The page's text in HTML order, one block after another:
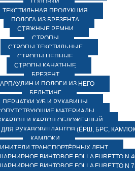
ГОЛОВКИ
ТЕКСТИЛЬНАЯ ПРОДУКЦИЯ
ПОЛОГА ИЗ БРЕЗЕНТА
СТЯЖНЫЕ РЕМНИ
СТРОПЫ
СТРОПЫ ТЕКСТИЛЬНЫЕ
СТРОПЫ ЦЕПНЫЕ
СТРОПЫ КАНАТНЫЕ
БРЕЗЕНТ
И ПОЛОГИ ИЗ НЕГО
БЕЛЬТИНГ
ПЕРЧАТКИ Х/Б И РУКАВИЦЫ
МАТЕРИАЛЫ
И КАРТОН ОБЛОЖЕЧНЫЙ
РУКАВОВ/ШЛАНГОВ (ЁРШ, БРС,
КАМЛОКИ
ТРАНСПОРТЁРНЫХ ЛЕНТ
ВИНТОВОЕ FOLLA FURETTO N
ВИНТОВОЕ FOLLA FURETTO N